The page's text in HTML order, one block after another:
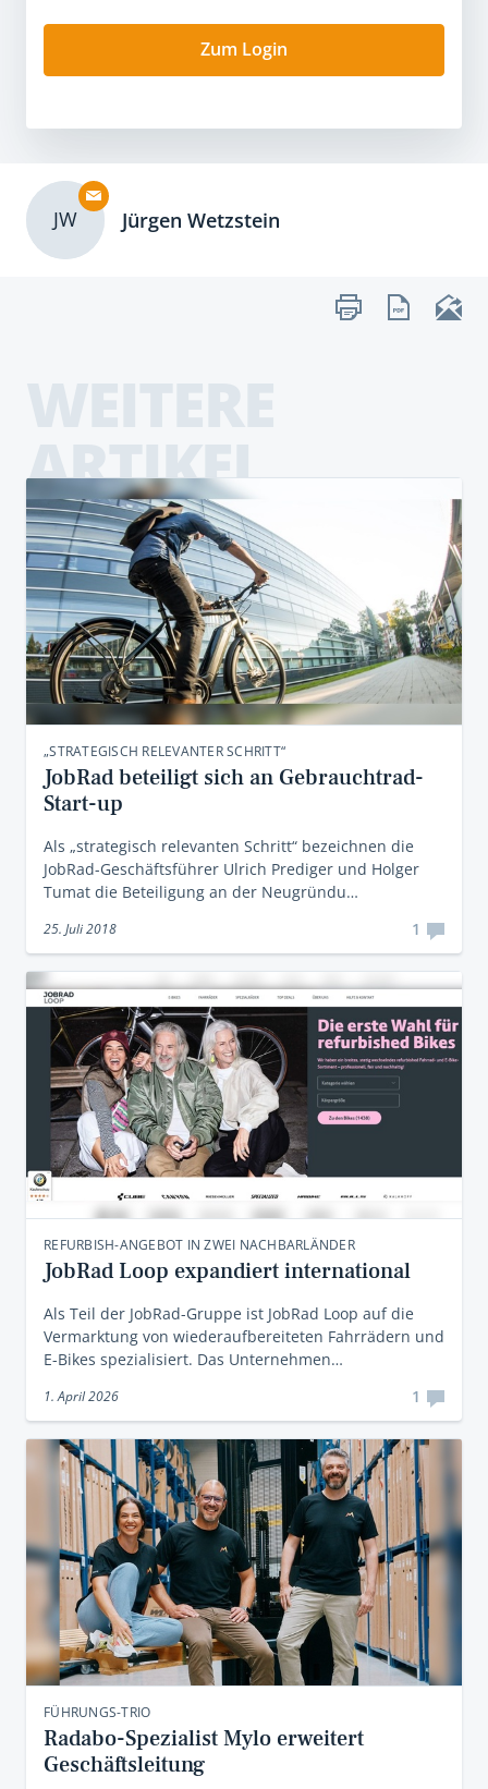
Zum Login
JW Jürgen Wetzstein
ARTIKEL
„STRATEGISCH RELEVANTER SCHRITT“
JobRad beteiligt sich an Gebrauchtrad-
Start-up
Als „strategisch relevanten Schritt“ bezeichnen die
JobRad-Geschäftsführer Ulrich Prediger und Holger
Tumat die Beteiligung an der Neugründu…
25. Juli 2018 1
REFURBISH-ANGEBOT IN ZWEI NACHBARLÄNDER
JobRad Loop expandiert international
Als Teil der JobRad-Gruppe ist JobRad Loop auf die
Vermarktung von wiederaufbereiteten Fahrrädern und
E-Bikes spezialisiert. Das Unternehmen…
1. April 2026 1
FÜHRUNGS-TRIO
Radabo-Spezialist Mylo erweitert
Geschäftsleitung